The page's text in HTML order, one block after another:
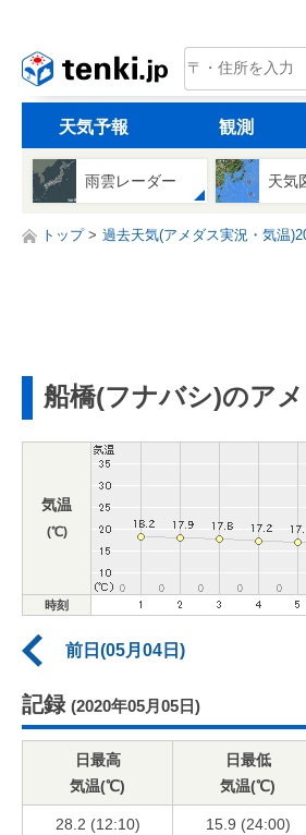
tenki.jp
天気予報 観測
雨雲レーダー 天気
トップ 過去天気(アメダス実況・気温
船橋(フナバシ)のア
気温
(℃)
時刻
前日(05月04日)
記録 (2020年05月05日)
日最高
気温(℃)
日最低
気温(℃)
28.2 (12:10) 15.9 (24:00)